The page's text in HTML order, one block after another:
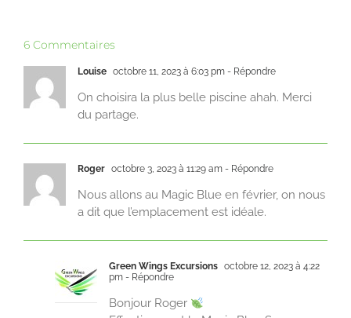
6 Commentaires
Louise octobre 11, 2023 à 6:03 pm - Répondre
On choisira la plus belle piscine ahah. Merci
du partage.
Roger octobre 3, 2023 à 11:29 am - Répondre
Nous allons au Magic Blue en février, on nous
a dit que l’emplacement est idéale.
Green Wings Excursions octobre 12, 2023 à 4:22
pm - Répondre
Bonjour Roger